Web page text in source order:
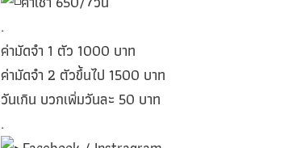
.
ค่ามัดจำ 1 ตัว 1000 บาท
ค่ามัดจำ 2 ตัวขึ้นไป 1500 บาท
วันเกิน บวกเพิ่มวันละ 50 บาท
.